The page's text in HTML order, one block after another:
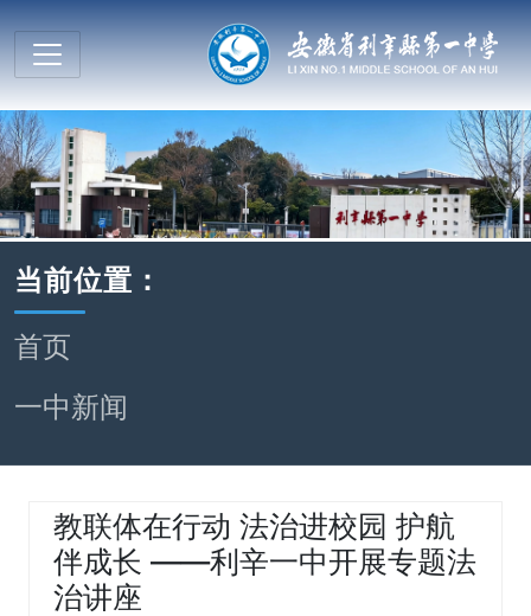
当前位置：
首页
一中新闻
教联体在行动 法治进校园 护航
伴成长 ——利辛一中开展专题法
治讲座